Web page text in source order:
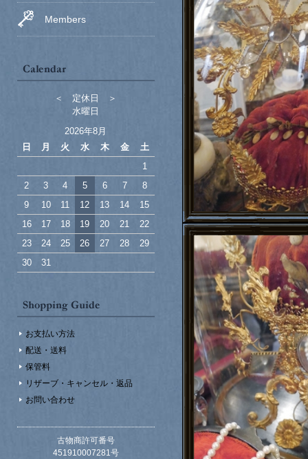
Members
＜ 定休日 ＞
水曜日
2026年8月
日
月 火 水 木 金
土
1
2
3 4 5 6 7
8
9
10 11 12 13 14
15
16
17 18 19 20 21
22
23
24 25 26 27 28
29
30
31
お支払い方法
配送・送料
保管料
リザーブ・キャンセル・返品
お問い合わせ
古物商許可番号
451910007281号